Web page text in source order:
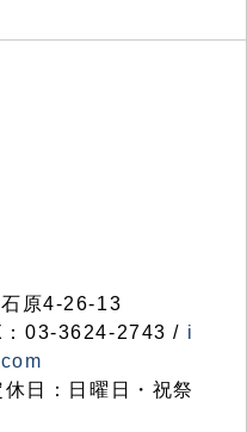
原4-26-13
03-3624-2743 / i
日：日曜日・祝祭